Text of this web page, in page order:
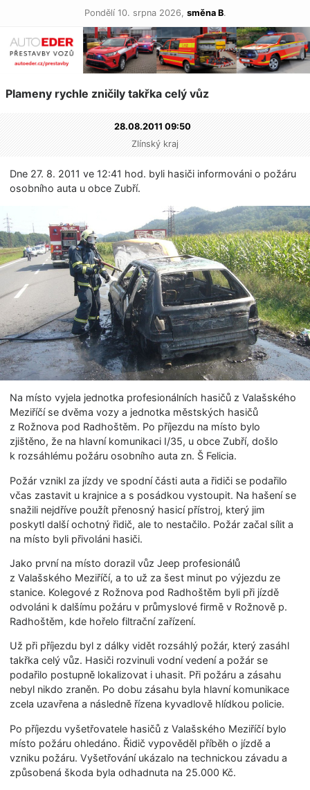
Pondělí 10. srpna 2026, směna B.
Plameny rychle zničily takřka celý vůz
28.08.2011 09:50
Zlínský kraj
Dne 27. 8. 2011 ve 12:41 hod. byli hasiči informováni o požáru
osobního auta u obce Zubří.
Na místo vyjela jednotka profesionálních hasičů z Valašského
Meziříčí se dvěma vozy a jednotka městských hasičů
z Rožnova pod Radhoštěm. Po příjezdu na místo bylo
zjištěno, že na hlavní komunikaci I/35, u obce Zubří, došlo
k rozsáhlému požáru osobního auta zn. Š Felicia.
Požár vznikl za jízdy ve spodní části auta a řidiči se podařilo
včas zastavit u krajnice a s posádkou vystoupit. Na hašení se
snažili nejdříve použít přenosný hasicí přístroj, který jim
poskytl další ochotný řidič, ale to nestačilo. Požár začal sílit a
na místo byli přivoláni hasiči.
Jako první na místo dorazil vůz Jeep profesionálů
z Valašského Meziříčí, a to už za šest minut po výjezdu ze
stanice. Kolegové z Rožnova pod Radhoštěm byli při jízdě
odvoláni k dalšímu požáru v průmyslové firmě v Rožnově p.
Radhoštěm, kde hořelo filtrační zařízení.
Už při příjezdu byl z dálky vidět rozsáhlý požár, který zasáhl
takřka celý vůz. Hasiči rozvinuli vodní vedení a požár se
podařilo postupně lokalizovat i uhasit. Při požáru a zásahu
nebyl nikdo zraněn. Po dobu zásahu byla hlavní komunikace
zcela uzavřena a následně řízena kyvadlově hlídkou policie.
Po příjezdu vyšetřovatele hasičů z Valašského Meziříčí bylo
místo požáru ohledáno. Řidič vypověděl příběh o jízdě a
vzniku požáru. Vyšetřování ukázalo na technickou závadu a
způsobená škoda byla odhadnuta na 25.000 Kč.